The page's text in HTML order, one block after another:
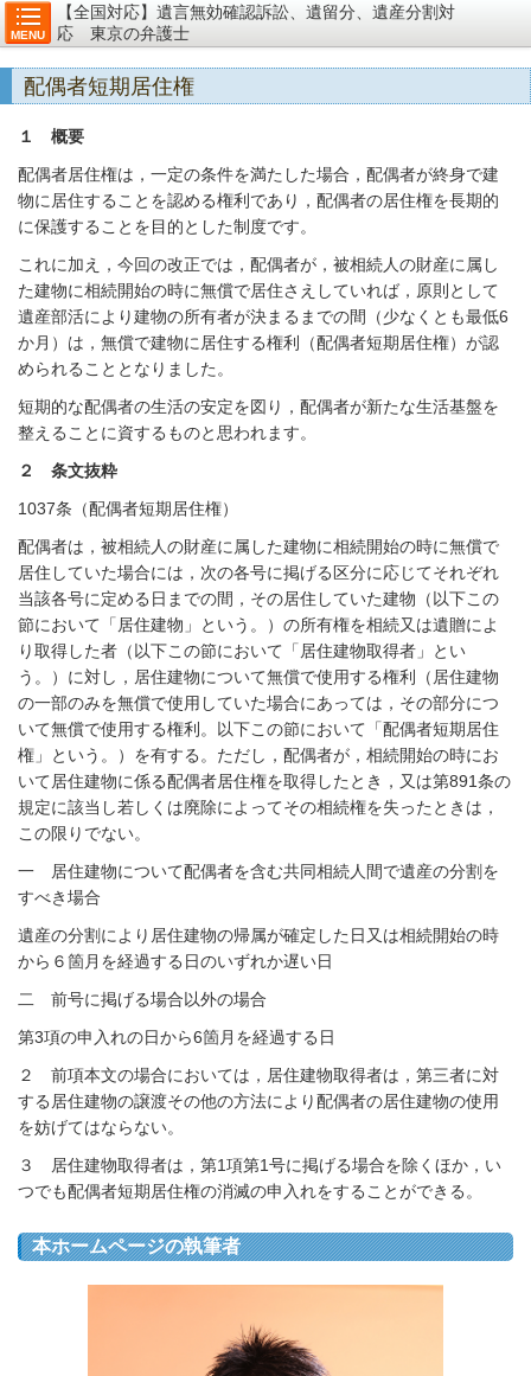
MENU
【全国対応】遺言無効確認訴訟、遺留分、遺産分割対
応 東京の弁護士
配偶者短期居住権
１ 概要
配偶者居住権は，一定の条件を満たした場合，配偶者が終身で建
物に居住することを認める権利であり，配偶者の居住権を長期的
に保護することを目的とした制度です。
これに加え，今回の改正では，配偶者が，被相続人の財産に属し
た建物に相続開始の時に無償で居住さえしていれば，原則として
遺産部活により建物の所有者が決まるまでの間（少なくとも最低6
か月）は，無償で建物に居住する権利（配偶者短期居住権）が認
められることとなりました。
短期的な配偶者の生活の安定を図り，配偶者が新たな生活基盤を
整えることに資するものと思われます。
２ 条文抜粋
1037条（配偶者短期居住権）
配偶者は，被相続人の財産に属した建物に相続開始の時に無償で
居住していた場合には，次の各号に掲げる区分に応じてそれぞれ
当該各号に定める日までの間，その居住していた建物（以下この
節において「居住建物」という。）の所有権を相続又は遺贈によ
り取得した者（以下この節において「居住建物取得者」とい
う。）に対し，居住建物について無償で使用する権利（居住建物
の一部のみを無償で使用していた場合にあっては，その部分につ
いて無償で使用する権利。以下この節において「配偶者短期居住
権」という。）を有する。ただし，配偶者が，相続開始の時にお
いて居住建物に係る配偶者居住権を取得したとき，又は第891条の
規定に該当し若しくは廃除によってその相続権を失ったときは，
この限りでない。
一 居住建物について配偶者を含む共同相続人間で遺産の分割を
すべき場合
遺産の分割により居住建物の帰属が確定した日又は相続開始の時
から６箇月を経過する日のいずれか遅い日
二 前号に掲げる場合以外の場合
第3項の申入れの日から6箇月を経過する日
２ 前項本文の場合においては，居住建物取得者は，第三者に対
する居住建物の譲渡その他の方法により配偶者の居住建物の使用
を妨げてはならない。
３ 居住建物取得者は，第1項第1号に掲げる場合を除くほか，い
つでも配偶者短期居住権の消滅の申入れをすることができる。
本ホームページの執筆者